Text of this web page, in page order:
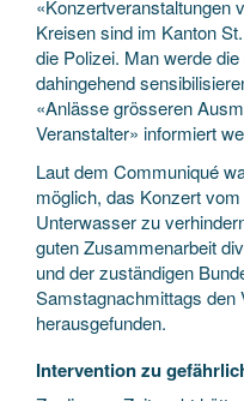
«Konzertveranstaltungen
Kreisen sind im Kanton
die Polizei. Man werde
dahingehend
«Anlässe grösseren
Veranstalter» informiert
Laut dem Communiqué
möglich, das Konzert
Unterwasser zu
guten Zusammenarbeit
und der zuständigen
Samstagnachmittags den
herausgefunden.
Intervention zu